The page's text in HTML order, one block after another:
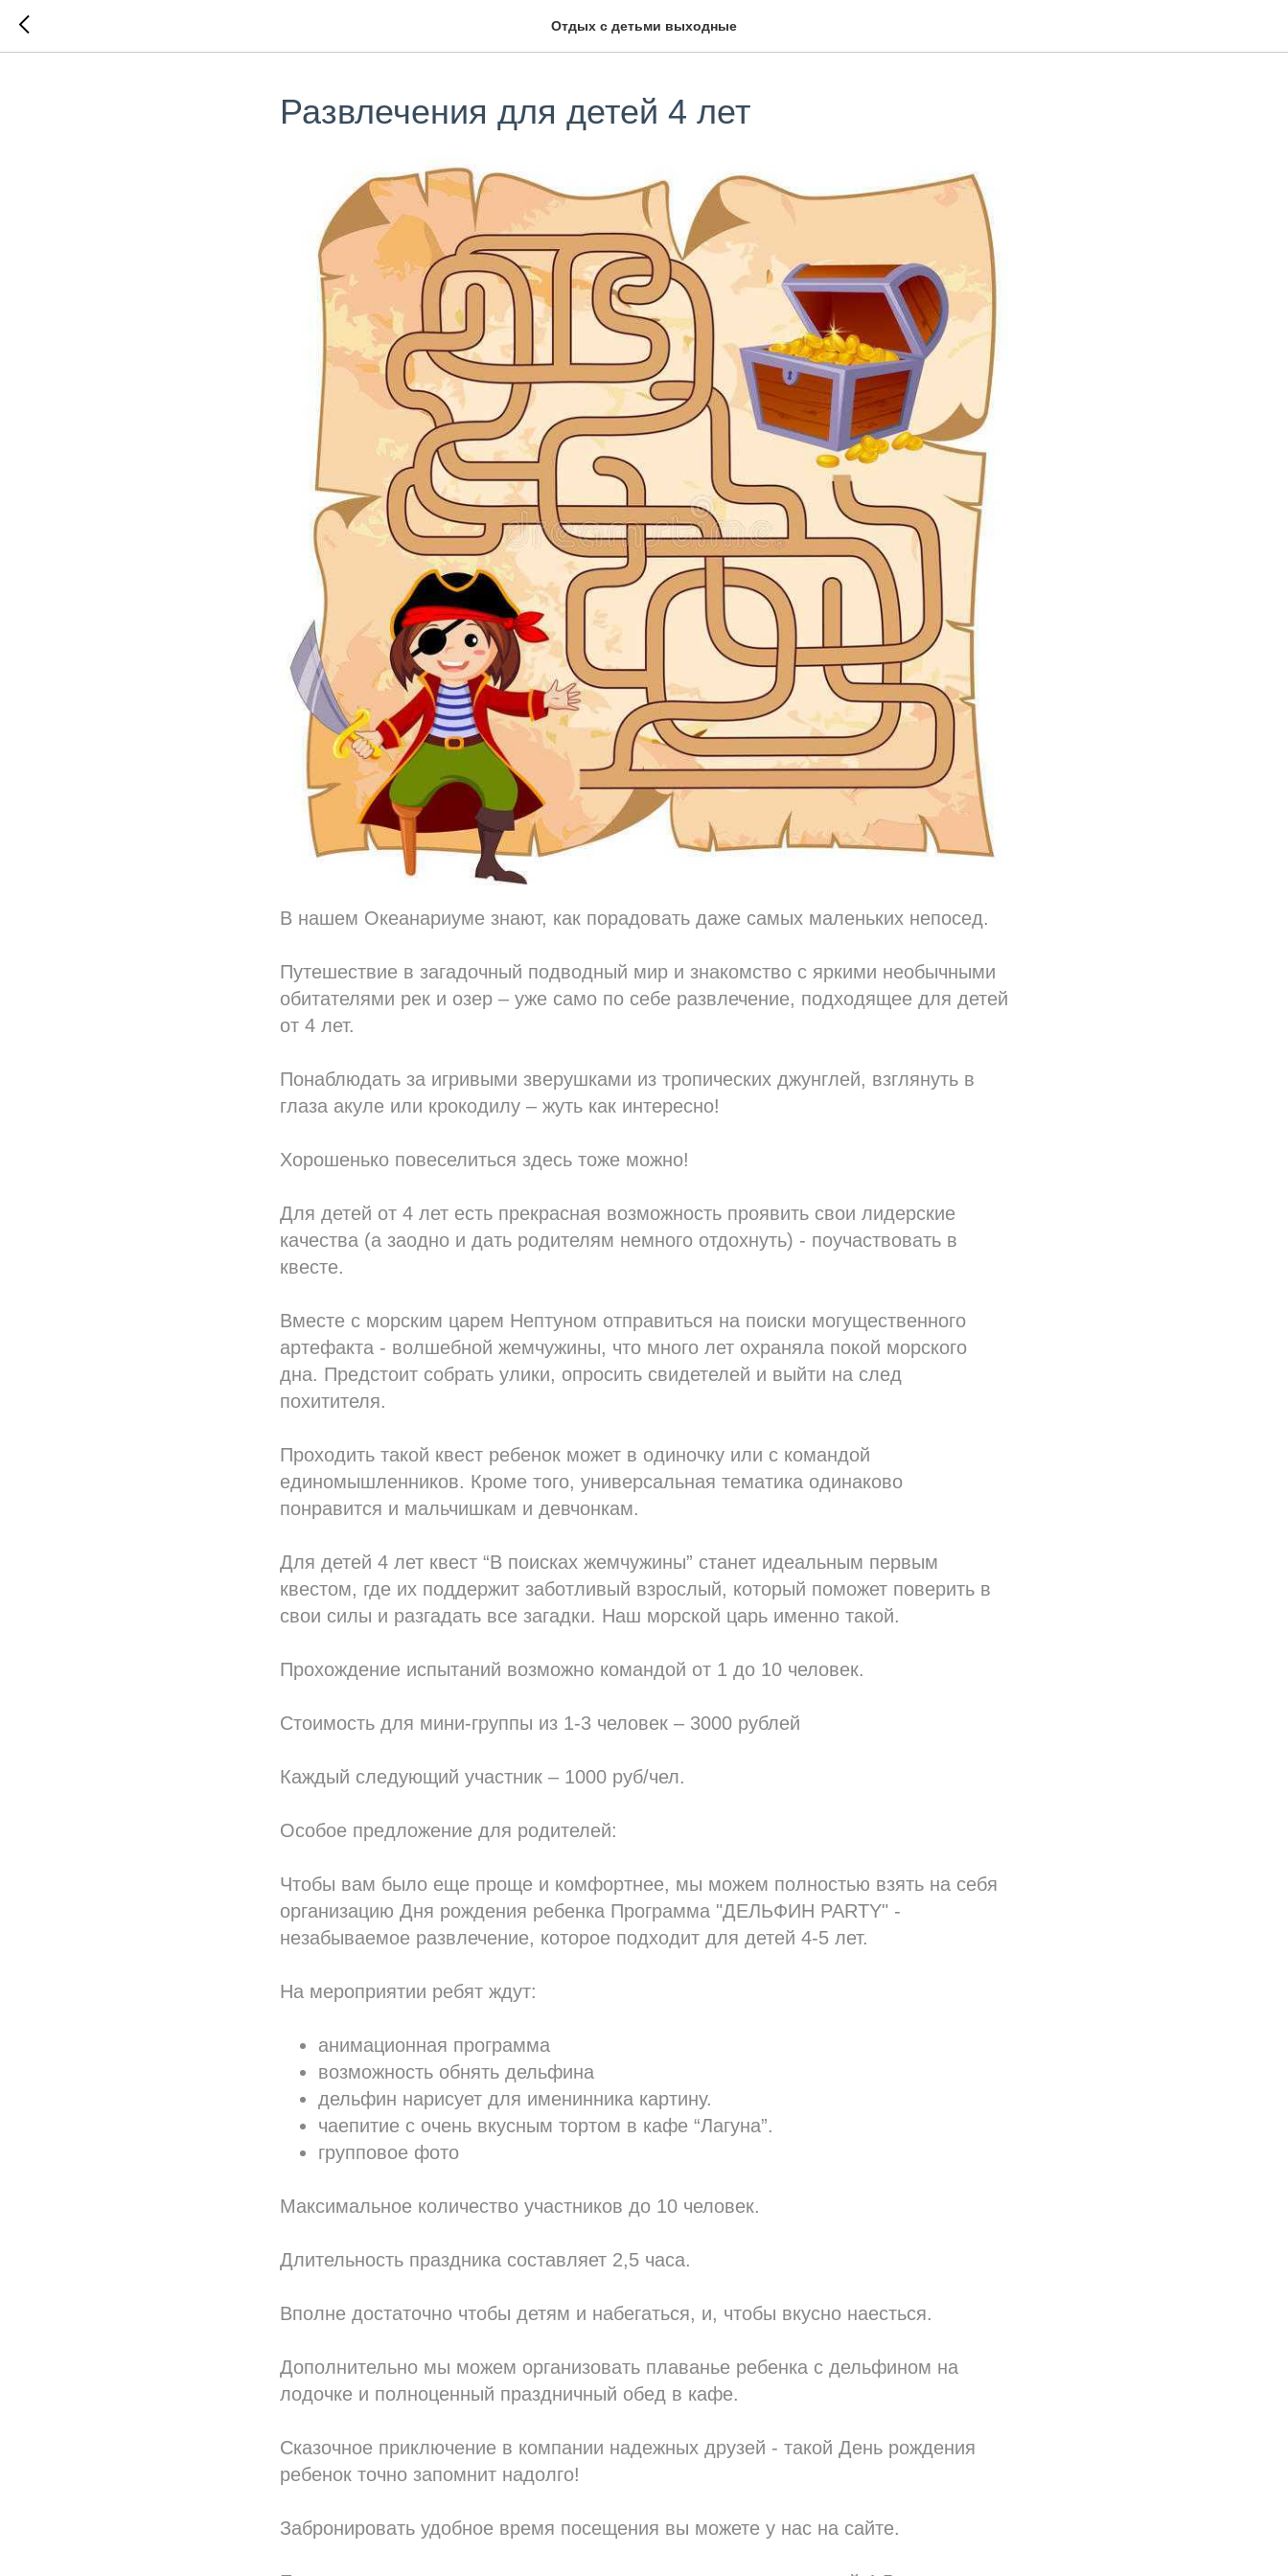
Отдых с детьми выходные
Развлечения для детей 4 лет
В нашем Океанариуме знают, как порадовать даже самых маленьких непосед.
Путешествие в загадочный подводный мир и знакомство с яркими необычными
обитателями рек и озер – уже само по себе развлечение, подходящее для детей
от 4 лет.
Понаблюдать за игривыми зверушками из тропических джунглей, взглянуть в
глаза акуле или крокодилу – жуть как интересно!
Хорошенько повеселиться здесь тоже можно!
Для детей от 4 лет есть прекрасная возможность проявить свои лидерские
качества (а заодно и дать родителям немного отдохнуть) - поучаствовать в
квесте.
Вместе с морским царем Нептуном отправиться на поиски могущественного
артефакта - волшебной жемчужины, что много лет охраняла покой морского
дна. Предстоит собрать улики, опросить свидетелей и выйти на след
похитителя.
Проходить такой квест ребенок может в одиночку или с командой
единомышленников. Кроме того, универсальная тематика одинаково
понравится и мальчишкам и девчонкам.
Для детей 4 лет квест “В поисках жемчужины” станет идеальным первым
квестом, где их поддержит заботливый взрослый, который поможет поверить в
свои силы и разгадать все загадки. Наш морской царь именно такой.
Прохождение испытаний возможно командой от 1 до 10 человек.
Стоимость для мини-группы из 1-3 человек – 3000 рублей
Каждый следующий участник – 1000 руб/чел.
Особое предложение для родителей:
Чтобы вам было еще проще и комфортнее, мы можем полностью взять на себя
организацию Дня рождения ребенка Программа "ДЕЛЬФИН PARTY" -
незабываемое развлечение, которое подходит для детей 4-5 лет.
На мероприятии ребят ждут:
анимационная программа
возможность обнять дельфина
дельфин нарисует для именинника картину.
чаепитие с очень вкусным тортом в кафе “Лагуна”.
групповое фото
Максимальное количество участников до 10 человек.
Длительность праздника составляет 2,5 часа.
Вполне достаточно чтобы детям и набегаться, и, чтобы вкусно наесться.
Дополнительно мы можем организовать плаванье ребенка с дельфином на
лодочке и полноценный праздничный обед в кафе.
Сказочное приключение в компании надежных друзей - такой День рождения
ребенок точно запомнит надолго!
Забронировать удобное время посещения вы можете у нас на сайте.